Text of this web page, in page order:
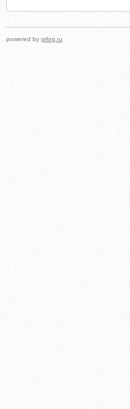
powered by prlog.ru